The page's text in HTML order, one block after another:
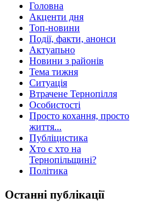
Головна
Акценти дня
Топ-новини
Події, факти, анонси
Актуапьно
Новини з районів
Тема тижня
Ситуація
Втрачене Тернопілля
Особистості
Просто кохання, просто
життя...
Публіцистика
Хто є хто на
Тернопільщині?
Політика
Останні публікації